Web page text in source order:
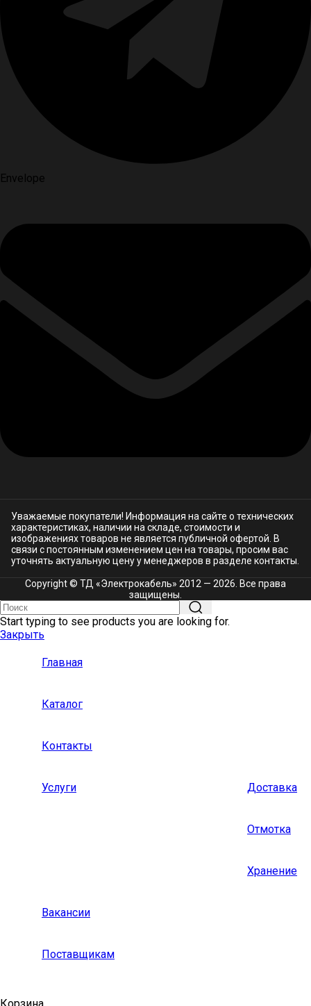
Envelope
Уважаемые покупатели! Информация на сайте о технических
характеристиках, наличии на складе, стоимости и
изображениях товаров не является публичной офертой. В
связи с постоянным изменением цен на товары, просим вас
уточнять актуальную цену у менеджеров в разделе контакты.
Copyright © ТД «Электрокабель»​ 2012 — 2026. Все права
защищены.
Start typing to see products you are looking for.
Закрыть
Главная
Каталог
Контакты
Услуги Доставка
Отмотка
Хранение
Вакансии
Поставщикам